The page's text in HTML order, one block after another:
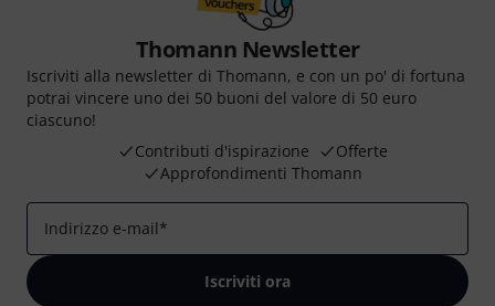
Thomann Newsletter
Iscriviti alla newsletter di Thomann, e con un po' di fortuna
potrai vincere uno dei 50 buoni del valore di 50 euro
ciascuno!
Contributi d'ispirazione
Offerte
Approfondimenti Thomann
Indirizzo e-mail*
Iscriviti ora